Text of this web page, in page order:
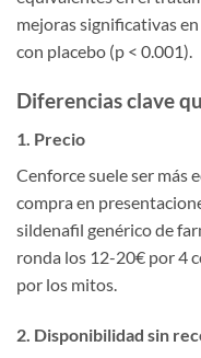
mejoras significativas
con placebo (p < 0.001).
Diferencias clave
1. Precio
Cenforce suele ser más
compra en
sildenafil genérico de
ronda los 12-20€ por 4
por los mitos.
2. Disponibilidad sin